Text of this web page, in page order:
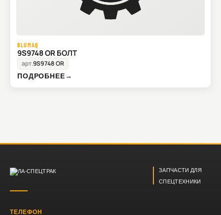
BLUMAQ
9S9748 OR БОЛТ
арт.9S9748 OR
ПОДРОБНЕЕ→
ЗАПЧАСТИ ДЛЯ
СПЕЦТЕХНИКИ
ТЕЛЕФОН